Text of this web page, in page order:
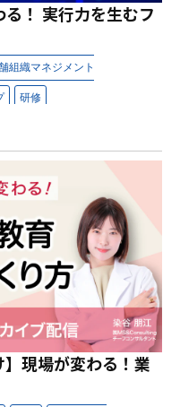
！ 実行力を生むフ
現場が変わる！業